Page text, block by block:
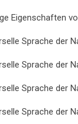
Eigenschaften
Sprache der
Sprache der
Sprache der
Sprache der